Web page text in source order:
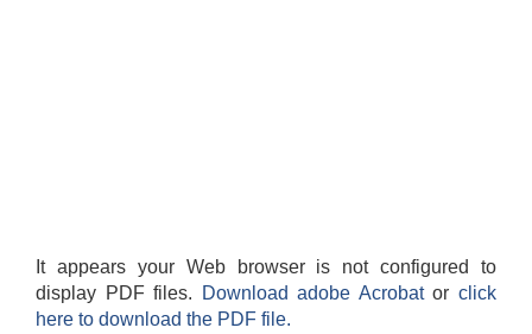
It appears your Web browser is not configured to
display PDF files.
Download adobe Acrobatorclick
here to download the PDF file.